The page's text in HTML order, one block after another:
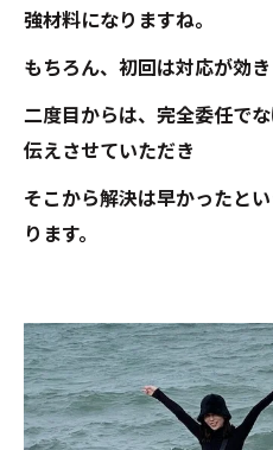
強材料になりますね。
もちろん、初回は対応が効
二度目からは、完全委任で
伝えさせていただき
そこから解決は早かったと
ります。